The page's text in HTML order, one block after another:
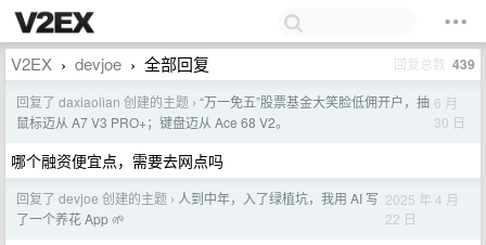
V2EX › devjoe › 全部回复 回复总数 439
回复了 daxiaolian 创建的主题 › “万一免五”股票基金大笑脸低佣开户，抽
鼠标迈从 A7 V3 PRO+；键盘迈从 Ace 68 V2。
6 月
30 日
哪个融资便宜点，需要去网点吗
回复了 devjoe 创建的主题 › 人到中年，入了绿植坑，我用 AI 写
了一个养花 App 🌱
2025 年 4 月
22 日